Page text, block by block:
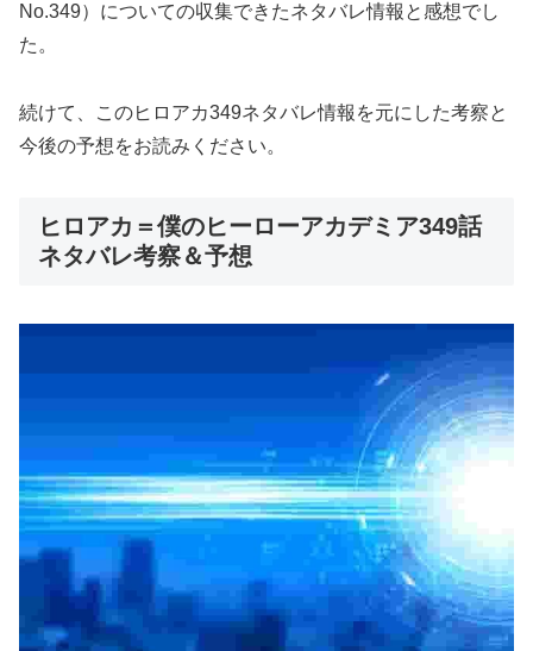
No.349）についての収集できたネタバレ情報と感想でし
た。
続けて、このヒロアカ349ネタバレ情報を元にした考察と
今後の予想をお読みください。
ヒロアカ＝僕のヒーローアカデミア349話
ネタバレ考察＆予想